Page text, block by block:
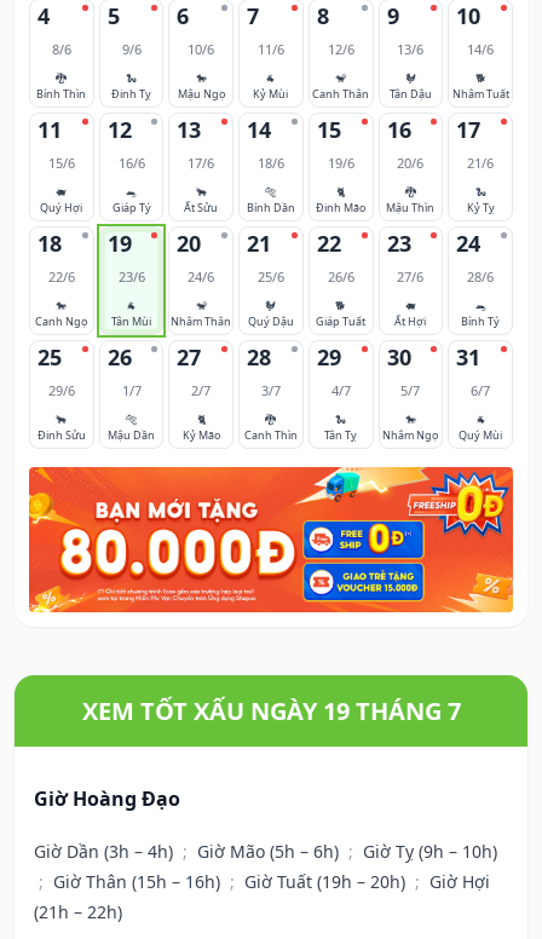
4
8/6
🐉
Bính Thìn
5
9/6
🐍
Đinh Tỵ
6
10/6
🐎
Mậu Ngọ
7
11/6
🐐
Kỷ Mùi
8
12/6
🐒
Canh Thân
9
13/6
🐓
Tân Dậu
10
14/6
🐕
Nhâm Tuất
11
15/6
🐖
Quý Hợi
12
16/6
🐀
Giáp Tý
13
17/6
🐂
Ất Sửu
14
18/6
🐅
Bính Dần
15
19/6
🐈
Đinh Mão
16
20/6
🐉
Mậu Thìn
17
21/6
🐍
Kỷ Tỵ
18
22/6
🐎
Canh Ngọ
19
23/6
🐐
Tân Mùi
20
24/6
🐒
Nhâm Thân
21
25/6
🐓
Quý Dậu
22
26/6
🐕
Giáp Tuất
23
27/6
🐖
Ất Hợi
24
28/6
🐀
Bính Tý
25
29/6
🐂
Đinh Sửu
26
1/7
🐅
Mậu Dần
27
2/7
🐈
Kỷ Mão
28
3/7
🐉
Canh Thìn
29
4/7
🐍
Tân Tỵ
30
5/7
🐎
Nhâm Ngọ
31
6/7
🐐
Quý Mùi
XEM TỐT XẤU NGÀY 19 THÁNG 7
Giờ Hoàng Đạo
Giờ Dần (3h – 4h) ; Giờ Mão (5h – 6h) ; Giờ Tỵ (9h – 10h)
; Giờ Thân (15h – 16h) ; Giờ Tuất (19h – 20h) ; Giờ Hợi
(21h – 22h)